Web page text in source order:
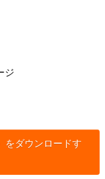
ジ
をダウンロードす